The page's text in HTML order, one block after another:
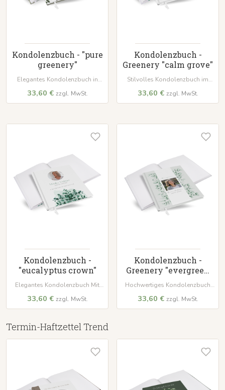
Kondolenzbuch - "pure
greenery"
Elegantes Kondolenzbuch in
wattiertem Hardcover, 100 Seiten
auf hochwertigem Papier und
33,60 € zzgl. MwSt.
Kondolenzbuch -
Greenery "calm grove"
Stilvolles Kondolenzbuch im
wattiertem Hardcover-Einband
und 100 Seiten aus
Erinnerungen.
33,60 € zzgl. MwSt.
Kondolenzbuch -
"eucalyptus crown"
Elegantes Kondolenzbuch Mit
Seiten für wertvolle Erinnerungen
und Beileidsbekundungen.
33,60 € zzgl. MwSt.
Kondolenzbuch -
Greenery "evergreen
mint"
Hochwertiges Kondolenzbuch
Einband im 'Orange Craft'-
Design. 100 Seiten auf 120 g/m²
33,60 € zzgl. MwSt.
Termin-Haftzettel Trend